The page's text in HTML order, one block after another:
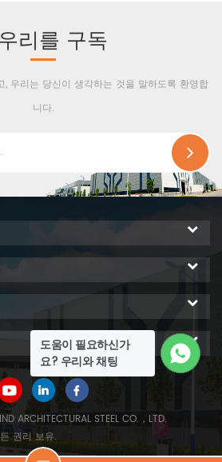
가지고 있으며 현재 여전히 모
든 단열 재료입니다. 그 중 열전
능이 우수할 뿐만 아니라 내동
우리를 구독
, 우리는 당신이 생각하는 것을 말하도록 환영합
니다.
도움이 필요하신가
요? 우리와 채팅
ARCHITECTURAL STEEL CO.，LTD.
권리 보유.